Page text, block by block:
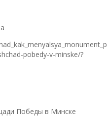
pobedy-v-minske/?
Победы в Минске